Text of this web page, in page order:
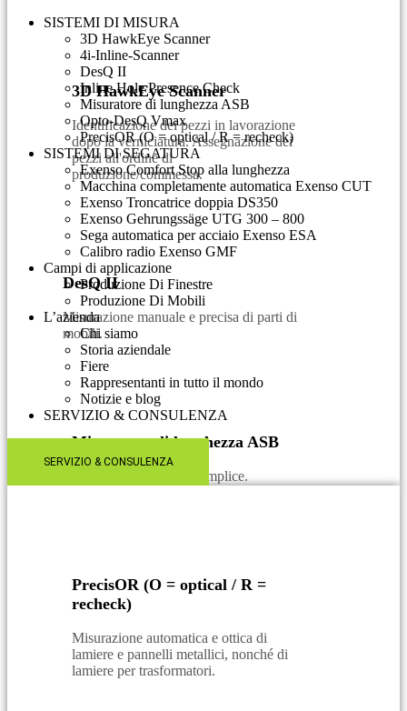
3D HawkEye Scanner
Identificazione dei pezzi in lavorazione
dopo la verniciatura. Assegnazione dei
pezzi all'ordine di
produzione/commessa.
DesQ II
Misurazione manuale e precisa di parti di
mobili.
Misuratore di lunghezza ASB
Calibro di lunghezza semplice.
PrecisOR (O = optical / R =
recheck)
Misurazione automatica e ottica di
lamiere e pannelli metallici, nonché di
lamiere per trasformatori.
SISTEMI DI MISURA
3D HawkEye Scanner
4i-Inline-Scanner
DesQ II
Inline Hole Presence Check
Misuratore di lunghezza ASB
Opto-DesQ Vmax
PrecisOR (O = optical / R = recheck)
SISTEMI DI SEGATURA
Exenso Comfort Stop alla lunghezza
Macchina completamente automatica Exenso CUT
Exenso Troncatrice doppia DS350
Exenso Gehrungssäge UTG 300 – 800
Sega automatica per acciaio Exenso ESA
Calibro radio Exenso GMF
Campi di applicazione
Produzione Di Finestre
Produzione Di Mobili
L’azienda
Chi siamo
Storia aziendale
Fiere
Rappresentanti in tutto il mondo
Notizie e blog
SERVIZIO & CONSULENZA​
SERVIZIO & CONSULENZA​